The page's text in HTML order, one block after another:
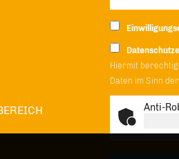
Hiermit
Daten im Sinn
Anti-